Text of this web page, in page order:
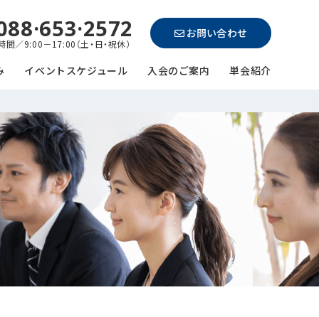
間／9:00－17:00（土・日・祝休）
お問い合わせ
イベントスケジュール 入会のご案内 単会紹介